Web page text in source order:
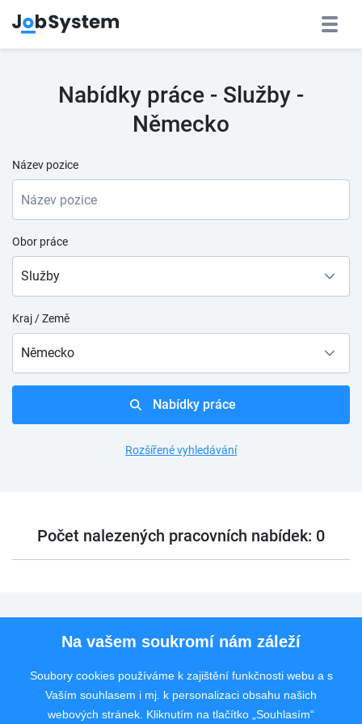
Nabídky práce - Služby -
Německo
Název pozice
Obor práce
Služby
Kraj / Země
Německo
Nabídky práce
Rozšířené vyhledávání
Počet nalezených pracovních nabídek: 0
Pro uchazeče
Rychlý kontakt
Na vašem soukromí nám záleží
Soubory cookies používáme k zajištění funkčnosti webu a s
Vaším souhlasem i mj. k personalizaci obsahu našich
webových stránek. Kliknutím na tlačítko „Souhlasím“